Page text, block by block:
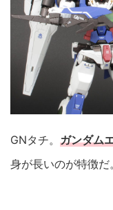
GNタチ。 ガンダム
身が長いのが特徴だ。